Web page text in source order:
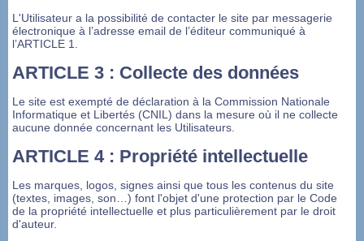
L'Utilisateur a la possibilité de contacter le site par messagerie
électronique à l’adresse email de l’éditeur communiqué à
l’ARTICLE 1.
ARTICLE 3 : Collecte des données
Le site est exempté de déclaration à la Commission Nationale
Informatique et Libertés (CNIL) dans la mesure où il ne collecte
aucune donnée concernant les Utilisateurs.
ARTICLE 4 : Propriété intellectuelle
Les marques, logos, signes ainsi que tous les contenus du site
(textes, images, son…) font l'objet d'une protection par le Code
de la propriété intellectuelle et plus particulièrement par le droit
d'auteur.